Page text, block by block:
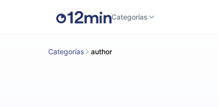
Categorías
Categorías author